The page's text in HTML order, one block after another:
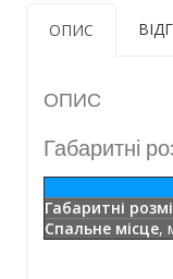
ОПИС
ОПИС
Габаритні
Габаритні
Спальне місце,